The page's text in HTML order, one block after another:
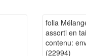
folia
assorti en
contenu:
(22994)